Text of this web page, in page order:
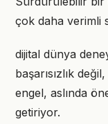
çok daha verimli
dijital dünya
başarısızlık
engel, aslında
getiriyor.